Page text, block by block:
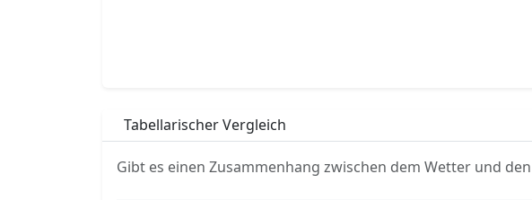
Tabellarischer Vergleich
Gibt es einen Zusammenhang zwischen dem Wetter und